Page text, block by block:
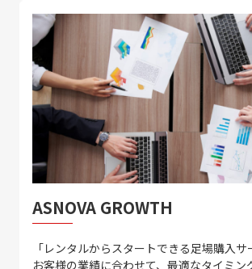
ASNOVA GROWTH
「レンタルからスタートできる足場購入サ
お客様の業績に合わせて、最適なタイミン